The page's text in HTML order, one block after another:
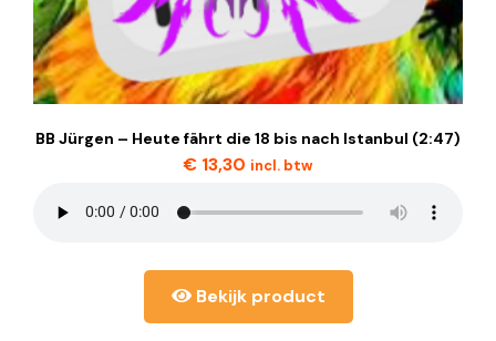
BB Jürgen – Heute fährt die 18 bis nach Istanbul (2:47)
€ 13,30 incl. btw
Bekijk product